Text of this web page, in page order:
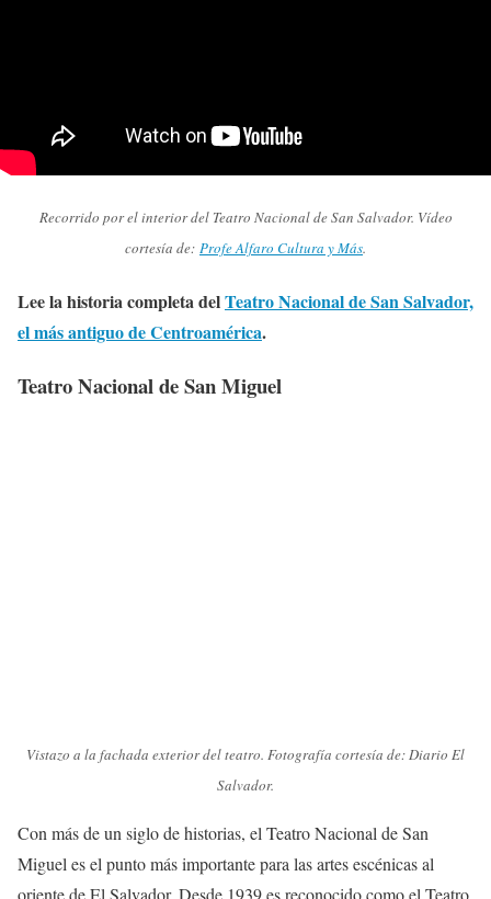
Recorrido por el interior del Teatro Nacional de San Salvador. Vídeo
cortesía de: Profe Alfaro Cultura y Más.
Lee la historia completa delTeatro Nacional de San Salvador,
el más antiguo de Centroamérica.
Teatro Nacional de San Miguel
Vistazo a la fachada exterior del teatro. Fotografía cortesía de: Diario El
Salvador.
Con más de un siglo de historias, el Teatro Nacional de San
Miguel es el punto más importante para las artes escénicas al
oriente de El Salvador. Desde 1939 es reconocido como el Teatro